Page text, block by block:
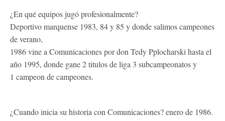
¿En qué equipos jugó profesionalmente?
Deportivo marquense 1983, 84 y 85 y donde salimos campeones
de verano,
1986 vine a Comunicaciones por don Tedy Pplocharski hasta el
año 1995, donde gane 2 titulos de liga 3 subcampeonatos y
1 campeon de campeones.
¿Cuando inicia su historia con Comunicaciones? enero de 1986.